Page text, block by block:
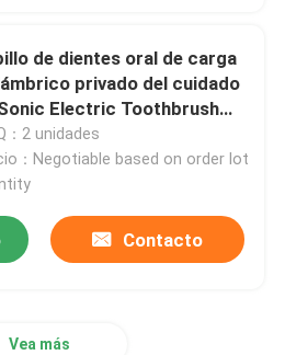
recargable
adulto
de los niños
elegante
de dientes oral de carga
privado del cuidado
Electric Toothbrush
de la etiqueta
：2 unidades
：Negotiable based on order lot
Contacto
Vea más